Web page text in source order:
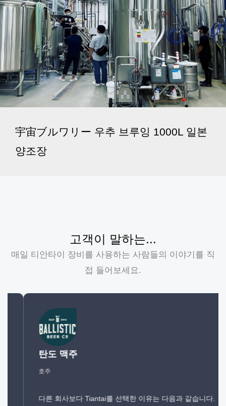
宇宙ブルワリー 우추 브루잉 1000L 일본
양조장
고객이 말하는...
매일 티안타이 장비를 사용하는 사람들의 이야기를 직
접 들어보세요.
탄도 맥주
다른 회사보다 Tiantai를 선택한 이유는 다음과 같습니다.